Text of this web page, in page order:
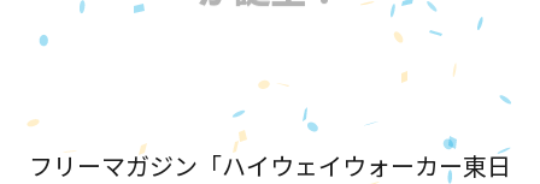
フリーマガジン「ハイウェイウォーカー東日